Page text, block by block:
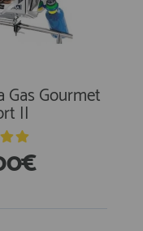
Gas Gourmet
II